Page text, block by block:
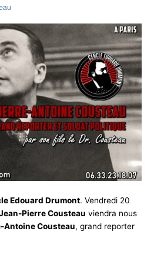
Edouard Drumont. Vendredi 20
Pierre Cousteau viendra nous
AntoineCousteau, grand reporter